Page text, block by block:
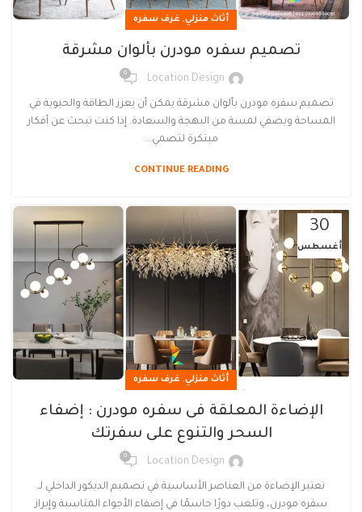
أثاث منزلي, غرف سفره
تصميم سفره مودرن بألوان مشرقة
Location Design
0
تصميم سفره مودرن بألوان مشرقة يمكن أن يعزز الطاقة والحيوية في
المساحة ويضفي لمسة من البهجة والسعادة. إذا كنت تبحث عن أفكار
مبتكرة لتصمي...
CONTINUE READING
30
أغسطس
أثاث منزلي, غرف سفره
الإضاءة المعلقة فى سفره مودرن : إضفاء
السحر والتنوع على سفرتك
Location Design
0
تعتبر الإضاءة من العناصر الأساسية في تصميم الديكور الداخلي لـ
سفره مودرن، وتلعب دورًا حاسمًا في إضفاء الأجواء المناسبة وإبراز